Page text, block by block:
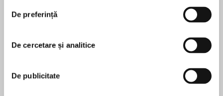
De preferință
De cercetare și analitice
De publicitate
Times bestselling author Laura Lippman has
won the Edgar®, Agatha, Anthony, Nero Wolfe,
has to offer. To the Power of Three is just one of
disturbing tale of three inseparable high school
girlfriends in an affluent Baltimore suburb who
pentru această carte
Since Laura Lippman’s debut, she has been